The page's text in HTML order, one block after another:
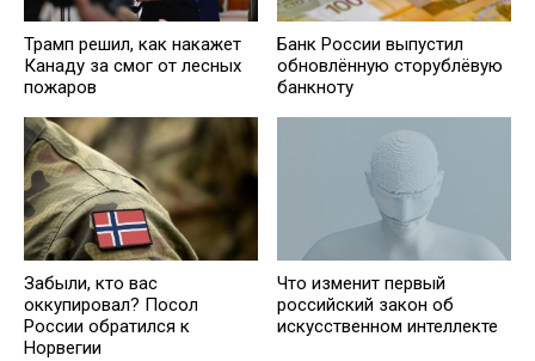
Трамп решил, как накажет
Канаду за смог от лесных
пожаров
Банк России выпустил
обновлённую сторублёвую
банкноту
Забыли, кто вас
оккупировал? Посол
России обратился к
Норвегии
Что изменит первый
российский закон об
искусственном интеллекте